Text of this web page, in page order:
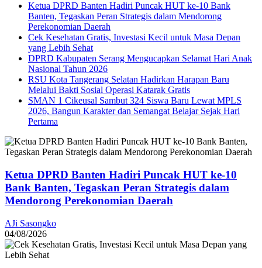
Ketua DPRD Banten Hadiri Puncak HUT ke-10 Bank
Banten, Tegaskan Peran Strategis dalam Mendorong
Perekonomian Daerah
Cek Kesehatan Gratis, Investasi Kecil untuk Masa Depan
yang Lebih Sehat
DPRD Kabupaten Serang Mengucapkan Selamat Hari Anak
Nasional Tahun 2026
RSU Kota Tangerang Selatan Hadirkan Harapan Baru
Melalui Bakti Sosial Operasi Katarak Gratis
SMAN 1 Cikeusal Sambut 324 Siswa Baru Lewat MPLS
2026, Bangun Karakter dan Semangat Belajar Sejak Hari
Pertama
Ketua DPRD Banten Hadiri Puncak HUT ke-10
Bank Banten, Tegaskan Peran Strategis dalam
Mendorong Perekonomian Daerah
AJi Sasongko
04/08/2026